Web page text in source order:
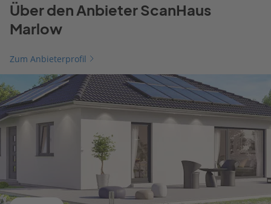
Über den Anbieter ScanHaus
Marlow
Zum Anbieterprofil